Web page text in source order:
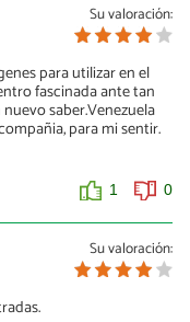
Su valoración:
para utilizar en el
fascinada ante tan
saber.Venezuela
para mi sentir.
1 0
Su valoración: